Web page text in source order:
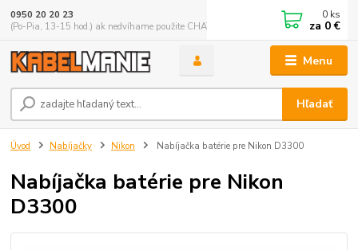
Menu
Hľadať
0950 20 20 23
(Po-Pia, 13-15 hod.) ak nedvíhame použite CHATBOX
0 ks
za 0 €
Úvod Nabíjačky Nikon Nabíjačka batérie pre Nikon D3300
Nabíjačka batérie pre Nikon
D3300